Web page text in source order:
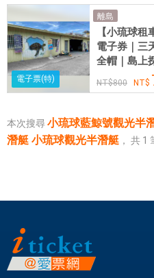
電子票(特)
離島
【小琉球
電子券｜三
全帽｜島上
800
本次搜尋 小琉球藍鯨號觀光半
潛艇 小琉球觀光半潛艇 ， 共 1